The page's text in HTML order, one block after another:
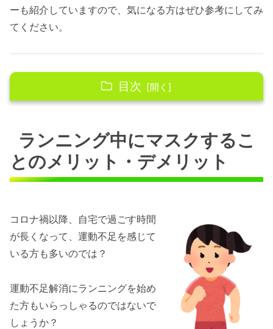
ーも紹介していますので、気になる方はぜひ参考にしてみ
てください。
目次
メリット
ランニング中のメリット①：花粉症防止
ランニング中のメリット②：紫外線・日焼
ランニング中にマスクすることのデメリッ
ト
ランニング用フェイスカバーの選び方
種類
ランニング中にマスクするこ
とのメリット・デメリット
コロナ禍以降、自宅で過ごす時間
が長くなって、運動不足を感じて
いる方も多いのでは？
運動不足解消にランニングを始め
た方もいらっしゃるのではないで
しょうか？